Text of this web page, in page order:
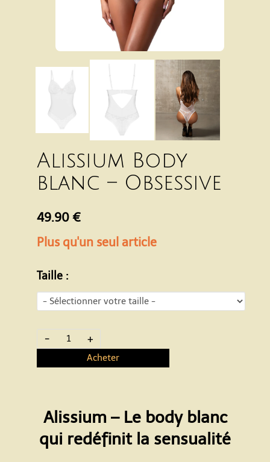
Alissium Body
blanc – Obsessive
49.90 €
Plus qu'un seul article
Taille :
- +
Acheter
Alissium – Le body blanc
qui redéfinit la sensualité